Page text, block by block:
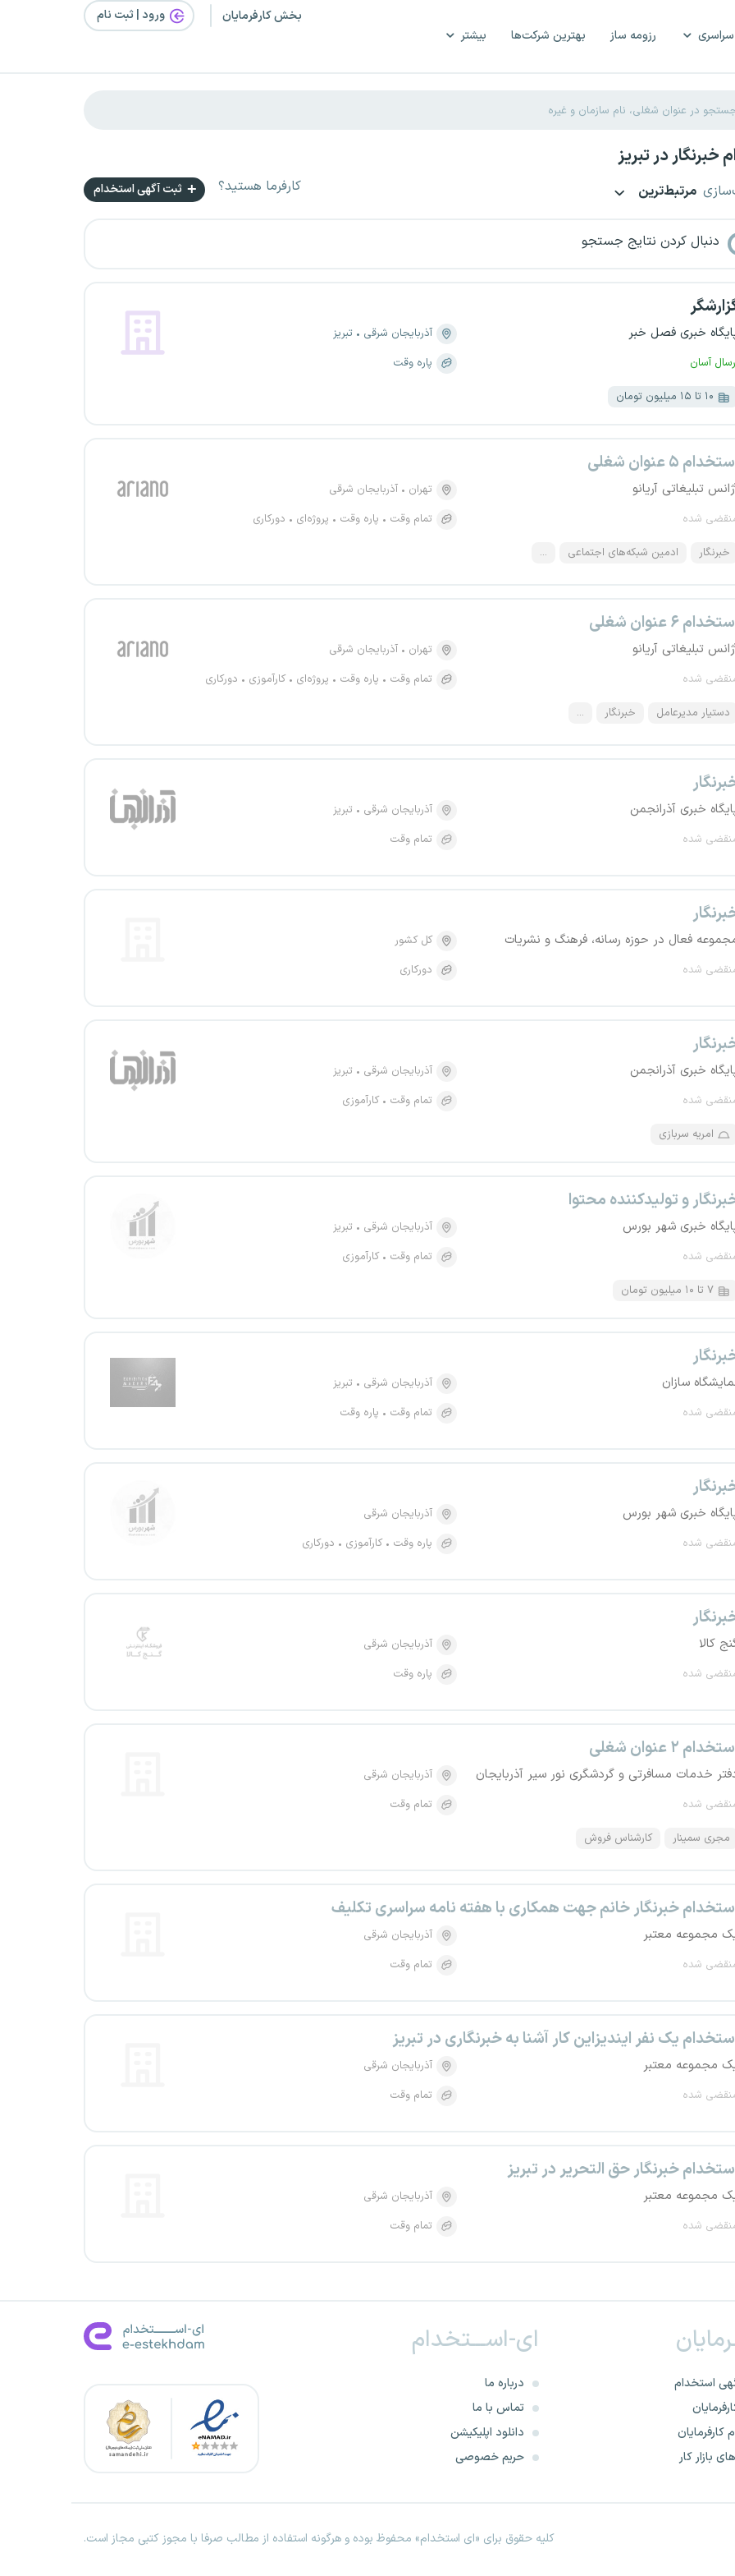
رزومه ساز بهترین شرکت‌ها بیشتر
بخش کارفرمایان ورود | ثبت‌ نام
خبرنگار در تبریز
مرتبط‌ترین کارفرما هستید؟ ثبت آگهی استخدام
دنبال کردن نتایج جستجو
خبری فصل خبر
آسان
آذربایجان شرقی
تبریز
پاره وقت
۱۰ تا ۱۵ میلیون تومان
۵ عنوان شغلی
تبلیغاتی آریانو
شده
تهران
آذربایجان شرقی
تمام وقت
پاره وقت پروژه‌ای دورکاری
خبرنگار ادمین شبکه‌های اجتماعی ...
۶ عنوان شغلی
تبلیغاتی آریانو
شده
تهران
آذربایجان شرقی
تمام وقت
پاره وقت پروژه‌ای کارآموزی دورکاری
دستیار مدیرعامل خبرنگار ...
خبری آذرانجمن
شده
آذربایجان شرقی
تبریز
تمام وقت
فعال در حوزه رسانه، فرهنگ و نشریات
شده
کل کشور
دورکاری
خبری آذرانجمن
شده
آذربایجان شرقی
تبریز
تمام وقت
کارآموزی
امریه سربازی
و تولیدکننده محتوا
خبری شهر بورس
شده
آذربایجان شرقی
تبریز
تمام وقت
کارآموزی
۷ تا ۱۰ میلیون تومان
سازان
شده
آذربایجان شرقی
تبریز
تمام وقت
پاره وقت
خبری شهر بورس
شده
آذربایجان شرقی
پاره وقت
کارآموزی دورکاری
کالا
شده
آذربایجان شرقی
پاره وقت
۲ عنوان شغلی
خدمات مسافرتی و گردشگری نور سیر آذربایجان
شده
آذربایجان شرقی
تمام وقت
مجری سمینار کارشناس فروش
خبرنگار خانم جهت همکاری با هفته نامه سراسری تکلیف
مجموعه معتبر
شده
آذربایجان شرقی
تمام وقت
یک نفر ایندیزاین کار آشنا به خبرنگاری در تبریز
مجموعه معتبر
شده
آذربایجان شرقی
تمام وقت
خبرنگار حق التحریر در تبریز
مجموعه معتبر
شده
آذربایجان شرقی
تمام وقت
استخدام
کارفرمایان
بازار کار
ای-اســـتخدام
درباره ما
تماس با ما
دانلود اپلیکیشن
حریم خصوصی
کلیه حقوق برای «ای استخدام» محفوظ بوده و هرگونه استفاده از مطالب صرفا با مجوز کتبی مجاز است.